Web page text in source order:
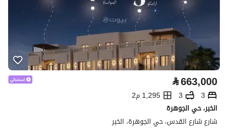
⃁663,000
3
3
1,295 م2
الخبر، حي الجوهرة
شارع شارع القدس، حي الجوهرة، الخبر